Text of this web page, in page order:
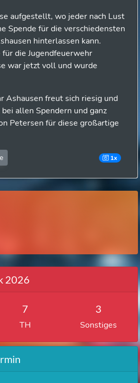
aufgestellt, wo jeder nach Lust
Spende für die verschiedensten
hinterlassen kann.
die Jugendfeuerwehr
war jetzt voll und wurde
Ashausen freut sich riesig und
allen Spendern und ganz
Petersen für diese großartige
1x
2026
7
TH
3
Sonstiges